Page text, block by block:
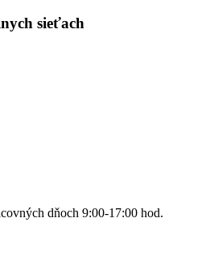
sieťach
dňoch 9:00-17:00 hod.